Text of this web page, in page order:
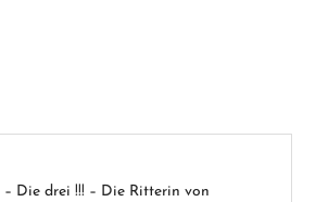
– Die drei !!! – Die Ritterin von